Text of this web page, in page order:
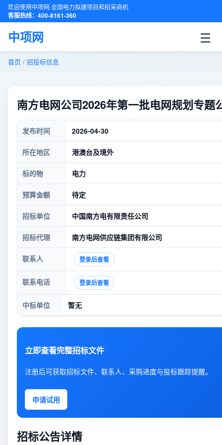
欢迎使用中项网·全国电力拟建项目和招采商机
客服热线：400-8161-360
中项网 ☰
首页 / 招投标信息
南方电网公司2026年第一批电网规划专题
发布时间 2026-04-30
所在地区 港澳台及境外
标的物 电力
预算金额 待定
招标单位 中国南方电有限责任公司
招标代理 南方电网供应链集团有限公司
联系人 登录后查看
联系电话 登录后查看
中标单位 暂无
立即查看完整招标文件
注册后可获取招标文件、联系人、采购进度与投标跟踪提醒。
申请试用
招标公告详情